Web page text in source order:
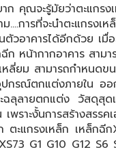
ณจะรู้มัยว่าตะแกรง
การที่จะนำตะแกรงเ
อาคารได้อีกด้วย เมื่
หน้ากากอาคาร สามา
ลี่ยม สามารถกำหนด
ปกรณ์ตกแต่งภายใน
ลุลายตกแต่ง วัสดุสุด
เพราะงั้นการสร้างส
ตะแกรงเหล็ก เหล็ก
G1 G10 G12